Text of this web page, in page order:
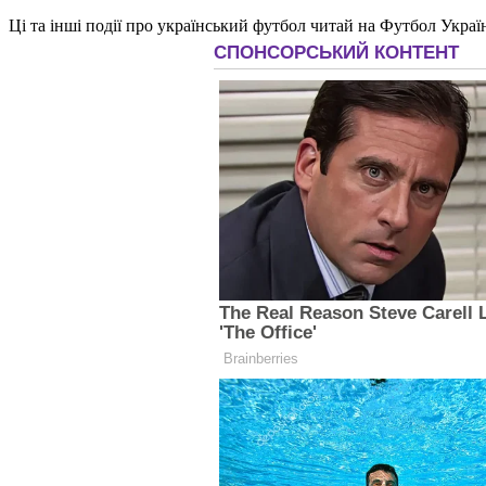
Ці та інші події про український футбол читай на Футбол